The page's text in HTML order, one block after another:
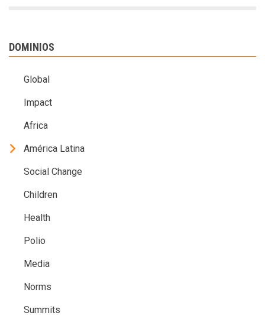
DOMINIOS
Global
Impact
Africa
América Latina
Social Change
Children
Health
Polio
Media
Norms
Summits